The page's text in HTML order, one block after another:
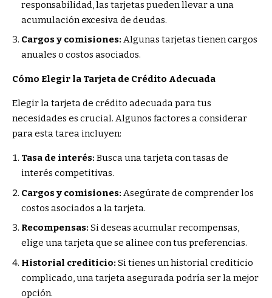
responsabilidad, las tarjetas pueden llevar a una
acumulación excesiva de deudas.
Cargos y comisiones: Algunas tarjetas tienen cargos
anuales o costos asociados.
Cómo Elegir la Tarjeta de Crédito Adecuada
Elegir la tarjeta de crédito adecuada para tus
necesidades es crucial. Algunos factores a considerar
para esta tarea incluyen:
Tasa de interés: Busca una tarjeta con tasas de
interés competitivas.
Cargos y comisiones: Asegúrate de comprender los
costos asociados a la tarjeta.
Recompensas: Si deseas acumular recompensas,
elige una tarjeta que se alinee con tus preferencias.
Historial crediticio: Si tienes un historial crediticio
complicado, una tarjeta asegurada podría ser la mejor
opción.